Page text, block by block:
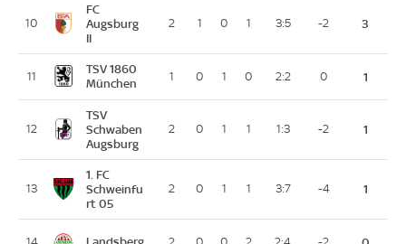
10
FC
Augsburg
II
2 1 0 1 3:5 -2 3
11
TSV 1860
München
1 0 1 0 2:2 0 1
12
TSV
Schwaben
Augsburg
2 0 1 1 1:3 -2 1
13
1. FC
Schweinfu
rt 05
2 0 1 1 3:7 -4 1